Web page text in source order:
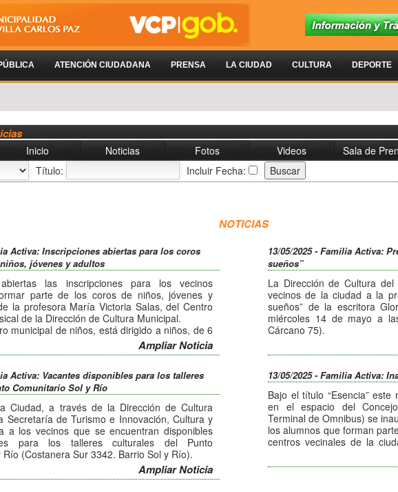
ATENCIÓN CIUDADANA PRENSA LA CIUDAD CULTURA DEPORTE
Inicio Noticias Fotos Videos Sala de
Título: Incluir Fecha:
NOTICIAS
Activa: Inscripciones abiertas para los coros
jóvenes y adultos
las inscripciones para los vecinos
parte de los coros de niños, jóvenes y
la profesora María Victoria Salas, del Centro
de la Dirección de Cultura Municipal.
municipal de niños, está dirigido a niños, de 6
de clases todos los días viernes desde las
del Centro Vecinal Villa Independencia ubicada
a hombres y mujeres desde los 18 años,
lunes desde las 10:30 hs. en la Plaza
a las 11 hs. en la sede del Centro Vecinal
deben inscribirse mediante este link:
Ampliar Noticia
13/05/2025 - Familia Activa:
sueños”
La Dirección de Cultura
vecinos de la ciudad a la
sueños” de la escritora
miércoles 14 de mayo a
Cárcano 75).
Dicha presentación
Fabiana Costamagno y
La entrada para los
Activa: Vacantes disponibles para los talleres
Comunitario Sol y Río
Ciudad, a través de la Dirección de Cultura
Secretaría de Turismo e Innovación, Cultura y
a los vecinos que se encuentran disponibles
para los talleres culturales del Punto
(Costanera Sur 3342. Barrio Sol y Río).
podrán inscribirse en sonido e iluminación
alfabetización informática (martes de 10 a
Ampliar Noticia
13/05/2025 - Familia Activa:
Bajo el título “Esencia”
en el espacio del
Terminal de Omnibus) se
los alumnos que forman
centros vecinales de la
Dicha exposición